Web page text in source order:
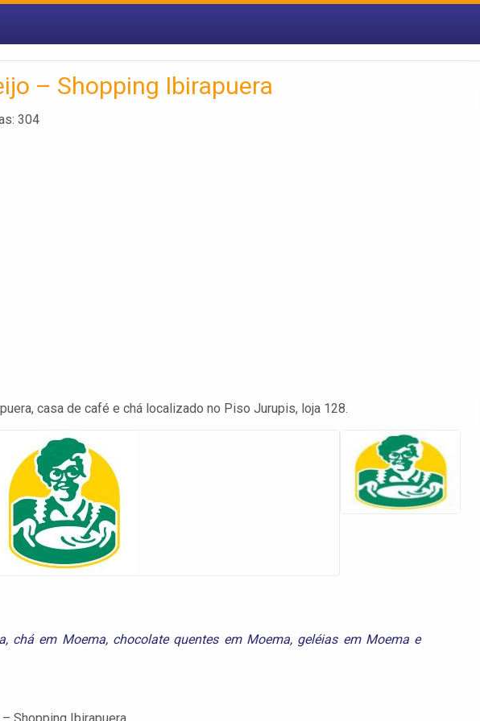
– Shopping Ibirapuera
304
casa de café e chá localizado no Piso Jurupis, loja 128.
, chá em Moema, chocolate quentes em Moema, geléias em Moemae
Shopping Ibirapuera